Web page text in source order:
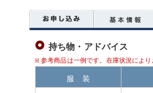
持ち物・アドバイス
参考商品は一例です。在庫状況によ
服 装